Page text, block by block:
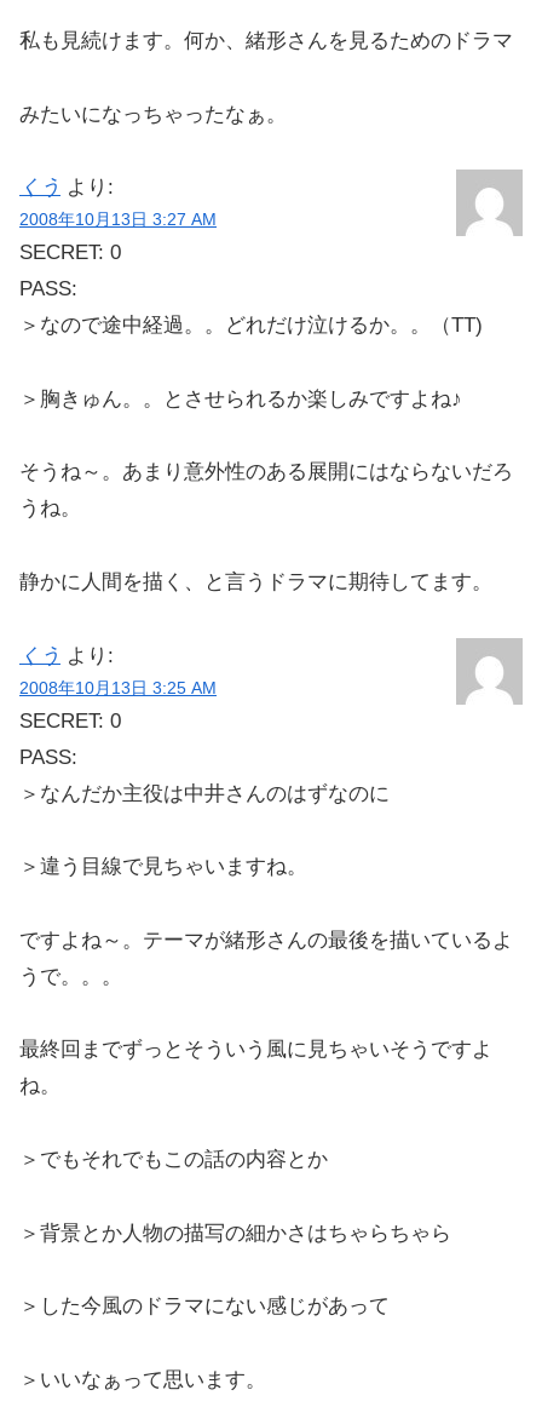
私も見続けます。何か、緒形さんを見るためのドラマ
みたいになっちゃったなぁ。
くう より:
2008年10月13日 3:27 AM
SECRET: 0
PASS:
＞なので途中経過。。どれだけ泣けるか。。（TT)
＞胸きゅん。。とさせられるか楽しみですよね♪
そうね～。あまり意外性のある展開にはならないだろ
うね。
静かに人間を描く、と言うドラマに期待してます。
くう より:
2008年10月13日 3:25 AM
SECRET: 0
PASS:
＞なんだか主役は中井さんのはずなのに
＞違う目線で見ちゃいますね。
ですよね～。テーマが緒形さんの最後を描いているよ
うで。。。
最終回までずっとそういう風に見ちゃいそうですよ
ね。
＞でもそれでもこの話の内容とか
＞背景とか人物の描写の細かさはちゃらちゃら
＞した今風のドラマにない感じがあって
＞いいなぁって思います。